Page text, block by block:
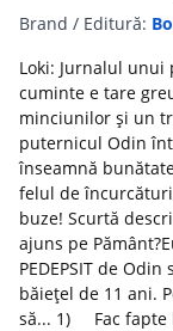
Brand / Editură:
Loki: Jurnalul unui
cuminte e tare
minciunilor și un
puternicul Odin
înseamnă
felul de
buze! Scurtă
ajuns pe
PEDEPSIT de
băiețel de 11 ani.
să... 1) Fac fapte